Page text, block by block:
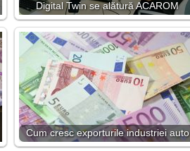
Digital Twin se alătură ACAROM
Cum cresc exporturile industriei auto